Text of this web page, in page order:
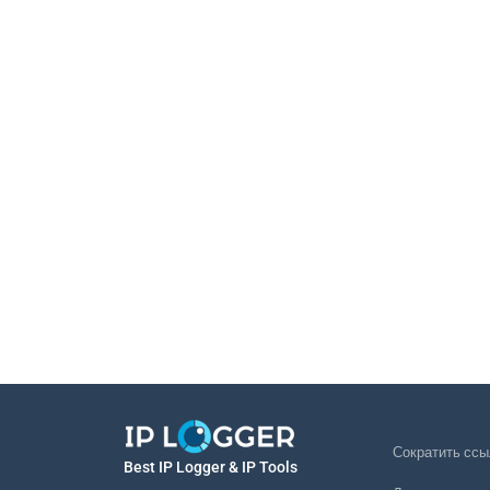
Best IP Logger & IP Tools
Сократить